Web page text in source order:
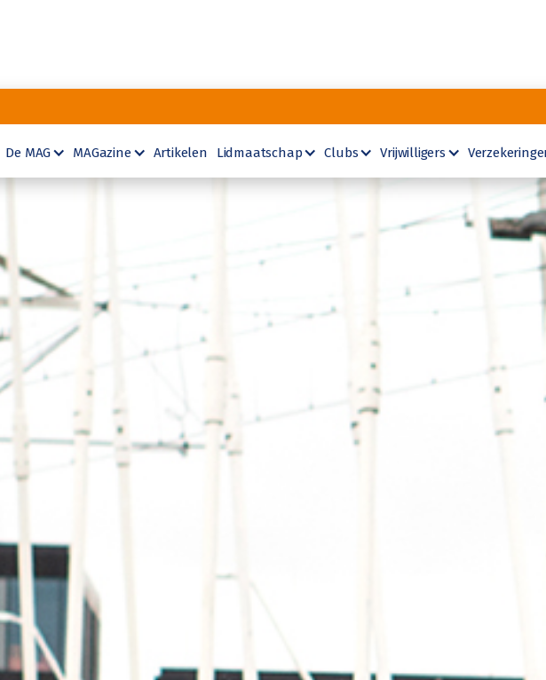
De MAG MAGazine Artikelen Lidmaatschap Clubs Vrijwilligers